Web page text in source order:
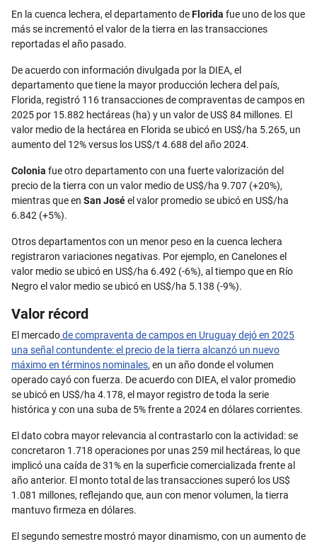
En la cuenca lechera, el departamento deFlorida fue uno de los que
más se incrementó el valor de la tierra en las transacciones
reportadas el año pasado.
De acuerdo con información divulgada por la DIEA, el
departamento que tiene la mayor producción lechera del país,
Florida, registró 116 transacciones de compraventas de campos en
2025 por 15.882 hectáreas (ha) y un valor de US$ 84 millones. El
valor medio de la hectárea en Florida se ubicó en US$/ha 5.265, un
aumento del 12% versus los US$/t 4.688 del año 2024.
Colonia fue otro departamento con una fuerte valorización del
precio de la tierra con un valor medio de US$/ha 9.707 (+20%),
mientras que en San Joséel valor promedio se ubicó en US$/ha
6.842 (+5%).
Otros departamentos con un menor peso en la cuenca lechera
registraron variaciones negativas. Por ejemplo, en Canelones el
valor medio se ubicó en US$/ha 6.492 (-6%), al tiempo que en Río
Negro el valor medio se ubicó en US$/ha 5.138 (-9%).
Valor récord
El mercadode compraventa de campos en Uruguay dejó en 2025
una señal contundente: el precio de la tierra alcanzó un nuevo
máximo en términos nominales, en un año donde el volumen
operado cayó con fuerza. De acuerdo con DIEA, el valor promedio
se ubicó en US$/ha 4.178, el mayor registro de toda la serie
histórica y con una suba de 5% frente a 2024 en dólares corrientes.
El dato cobra mayor relevancia al contrastarlo con la actividad: se
concretaron 1.718 operaciones por unas 259 mil hectáreas, lo que
implicó una caída de 31% en la superficie comercializada frente al
año anterior. El monto total de las transacciones superó los US$
1.081 millones, reflejando que, aun con menor volumen, la tierra
mantuvo firmeza en dólares.
El segundo semestre mostró mayor dinamismo, con un aumento de